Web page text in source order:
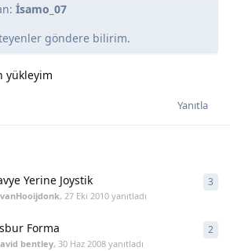
İsamo_07
göndere bilirim.
yükleyim
Yanıtla
Yerine Joystik
, 27 Eki 2010yanıtladı
3
Forma
bentley, 30 Haz 2008yanıtladı
2